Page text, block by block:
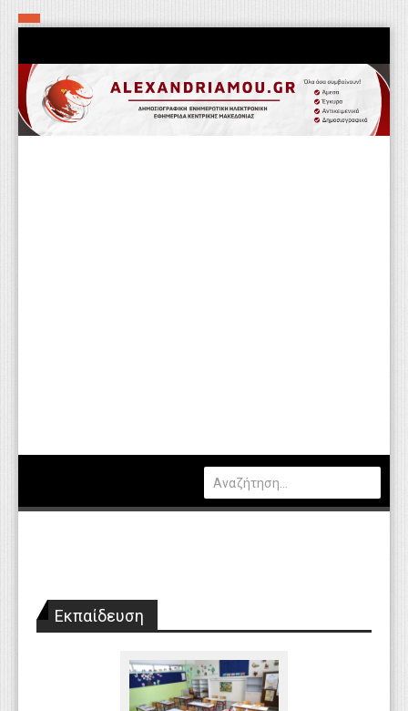
Εκπαίδευση
Αρχική
Τα εν δήμω εν οίκω
Πολιτιστικά-Εκκλησιαστικά
Καιρός
Τεχνολογία